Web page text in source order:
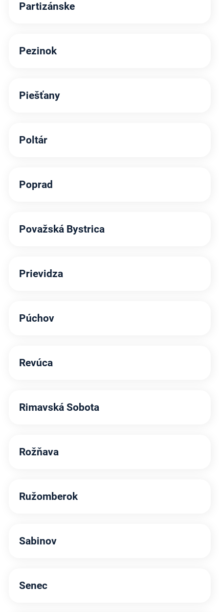
Partizánske
Pezinok
Piešťany
Poltár
Poprad
Považská Bystrica
Prievidza
Púchov
Revúca
Rimavská Sobota
Rožňava
Ružomberok
Sabinov
Senec